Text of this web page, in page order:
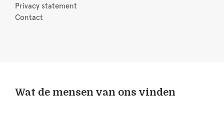
Privacy statement
Contact
Wat de mensen van ons vinden